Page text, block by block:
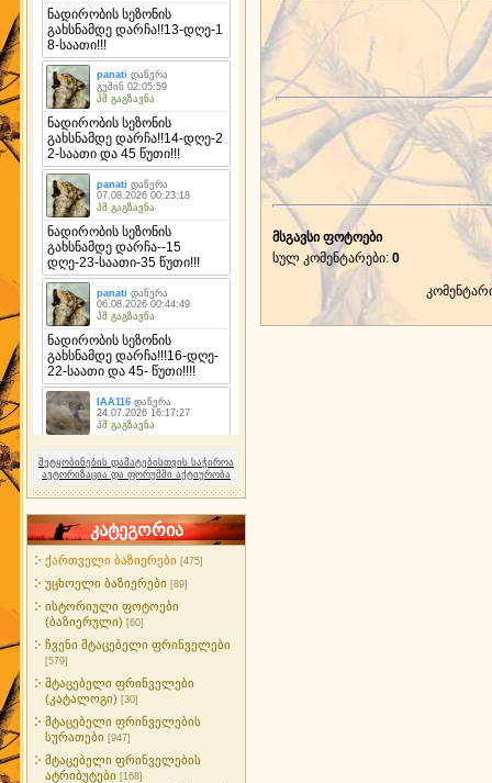
შეტყობინების დამატებისთვის საჭიროა
ავტორიზაცია და ფორუმში აქტიურობა
კატეგორია
ქართველი ბაზიერები [475]
უცხოელი ბაზიერები [89]
ისტორიული ფოტოები
(ბაზიერული) [60]
ჩვენი მტაცებელი ფრინველები
[579]
მტაცებელი ფრინველები
(კატალოგი) [30]
მტაცებელი ფრინველების
სურათები [947]
მტაცებელი ფრინველების
ატრიბუტები [168]
მსგავსი ფოტოები
სულ კომენტარები: 0